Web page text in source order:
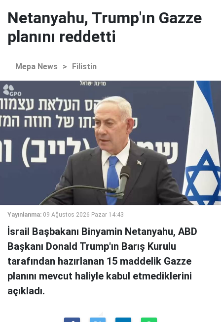
Netanyahu, Trump'ın Gazze
planını reddetti
Mepa News > Filistin
Yayınlanma: 09 Ağustos 2026 Pazar 14:43
İsrail Başbakanı Binyamin Netanyahu, ABD
Başkanı Donald Trump'ın Barış Kurulu
tarafından hazırlanan 15 maddelik Gazze
planını mevcut haliyle kabul etmediklerini
açıkladı.